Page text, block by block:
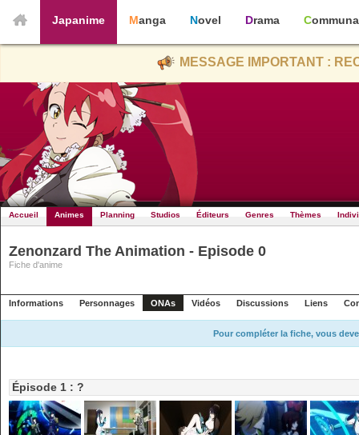
Japanime Manga Novel Drama
MESSAGE IMPORTANT :
Accueil Animes Planning Studios Éditeurs Genres Thèmes
Zenonzard The Animation - Episode 0
Fiche d'anime
Informations Personnages ONAs Vidéos Discussions Liens
Pour compléter la fiche, vous
Épisode 1 : ?